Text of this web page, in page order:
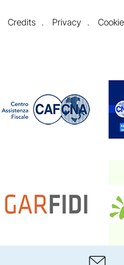
Credits Privacy